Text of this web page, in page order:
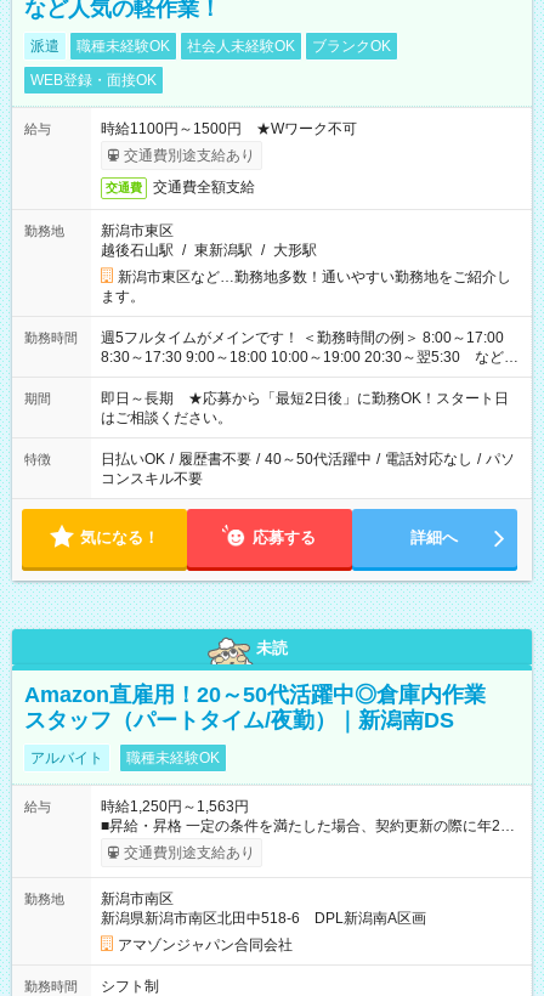
など人気の軽作業！
派遣 職種未経験OK 社会人未経験OK
ブランクOK
WEB登録・面接OK
給与
時給1100円～1500円 ★Wワーク不可
交通費別途支給あり
交通費 交通費全額支給
勤務地
新潟市東区
越後石山駅 / 東新潟駅 / 大形駅
新潟市東区など…勤務地多数！通いやすい勤務地をご紹介し
ます。
勤務時間
週5フルタイムがメインです！ ＜勤務時間の例＞ 8:00～17:00
8:30～17:30 9:00～18:00 10:00～19:00 20:30～翌5:30 など ★
その他にも勤務時間多数！ 日勤のみ、残業なし、交替制など
ご希望を教えてください！
期間
即日～長期 ★応募から「最短2日後」に勤務OK！スタート日
はご相談ください。
特徴 日払いOK / 履歴書不要 / 40～50代活躍中 / 電話対応なし / パソ
コンスキル不要
気になる！ 応募する 詳細へ
未読
Amazon直雇用！20～50代活躍中◎倉庫内作業
スタッフ（パートタイム/夜勤）｜新潟南DS
アルバイト 職種未経験OK
給与
時給1,250円～1,563円
■昇給・昇格 一定の条件を満たした場合、契約更新の際に年2回
まで昇給の機会があります。 ■正社員登用制度あり ※月末締/翌
月25日支払い ※時間外手当、別途支給 ※深夜割増賃金 (22:00～
☆Amazon直雇用で安定して働けます！ 【試用期間】試用期間
あり 試用期間の長さ：1週間 雇用形態、給与は本採用時と同じ
です。
交通費別途支給あり
勤務地
新潟市南区
新潟県新潟市南区北田中518-6 DPL新潟南A区画
アマゾンジャパン合同会社
勤務時間
シフト制